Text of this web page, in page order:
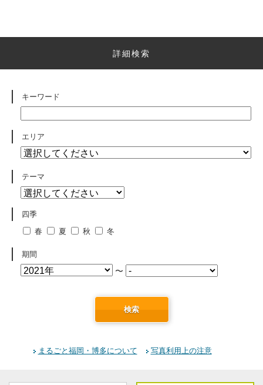
詳細検索
キーワード
エリア
テーマ
四季
春
夏 秋 冬
期間
〜
検索
まるごと福岡・博多について 写真利用上の注意